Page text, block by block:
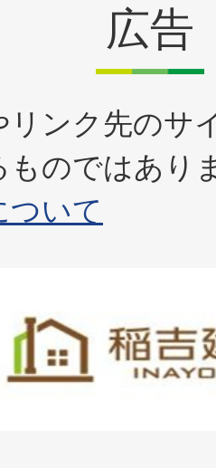
広告
リンク先のサ
ものではあり
ついて
枚
目